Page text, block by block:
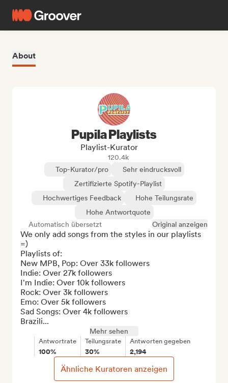
About
Pupila Playlists
Playlist-Kurator
120.4k
Top-Kurator/pro
Sehr eindrucksvoll
Zertifizierte Spotify-Playlist
Hochwertiges Feedback
Hohe Teilungsrate
Hohe Antwortquote
Automatisch übersetzt
Original anzeigen
We only add songs from the styles in our playlists
=)
Playlists of:
New MPB, Pop: Over 33k followers
Indie: Over 27k followers
I'm Indie: Over 10k followers
Rock: Over 3k followers
Emo: Over 5k followers
Sad Songs: Over 4k followers
Brazili...
Mehr sehen
Antwortrate
100%
Teilungsrate
30%
Antworten gegeben
2,194
Ähnliche Kuratoren anzeigen